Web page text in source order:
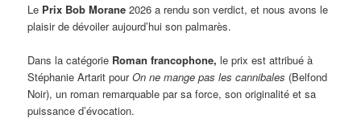
Le Prix Bob Morane 2026 a rendu son verdict, et nous avons le
plaisir de dévoiler aujourd’hui son palmarès.
Dans la catégorie Roman francophone, le prix est attribué à
Stéphanie Artarit pourOn ne mange pas les cannibales (Belfond
Noir), un roman remarquable par sa force, son originalité et sa
puissance d’évocation.